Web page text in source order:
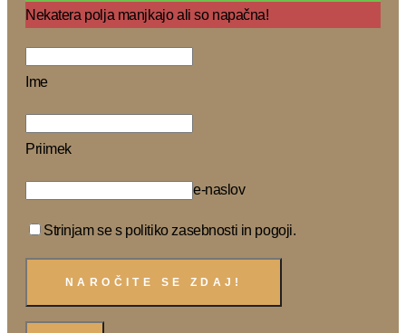
Nekatera polja manjkajo ali so napačna!
Ime
Priimek
e-naslov
Strinjam se s politiko zasebnosti in pogoji.